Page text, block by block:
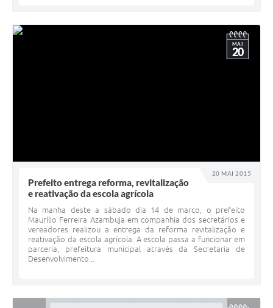
20 MAI 2015
MAI
20
Prefeito entrega reforma, revitalização
e reativação da escola agrícola
Na manha deste a sábado dia 14 de marco, o prefeito
Maurílio Ferreira Azambuja em companhia dos secretários e
vereadores realizou a entrega da reforma revitalização e
reativação da escola agrícola. A escola passa a funcionar em
parceria, prefeitura municipal através da Secretaria de
Desenvolvimento...